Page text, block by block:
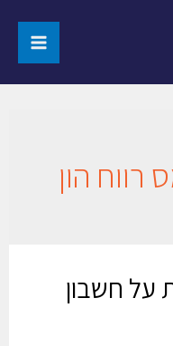
רווח הון
חשבון